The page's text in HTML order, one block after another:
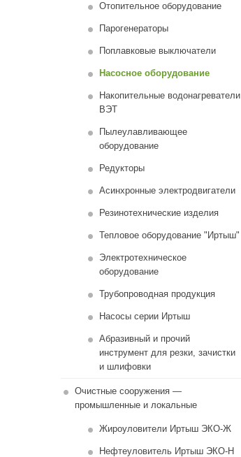
Отопительное оборудование
Парогенераторы
Поплавковые выключатели
Насосное оборудование
Накопительные водонагреватели
ВЭТ
Пылеулавливающее
оборудование
Редукторы
Асинхронные электродвигатели
Резинотехнические изделия
Тепловое оборудование "Иртыш"
Электротехническое
оборудование
Трубопроводная продукция
Насосы серии Иртыш
Абразивный и прочий
инструмент для резки, зачистки
и шлифовки
Очистные сооружения —
промышленные и локальные
Жироуловители Иртыш ЭКО-Ж
Нефтеуловитель Иртыш ЭКО-Н